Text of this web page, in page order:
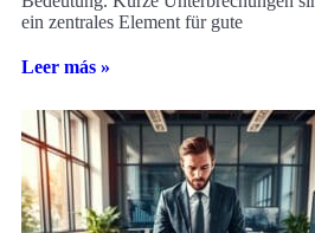
ein zentrales Element für gute
Leer más »